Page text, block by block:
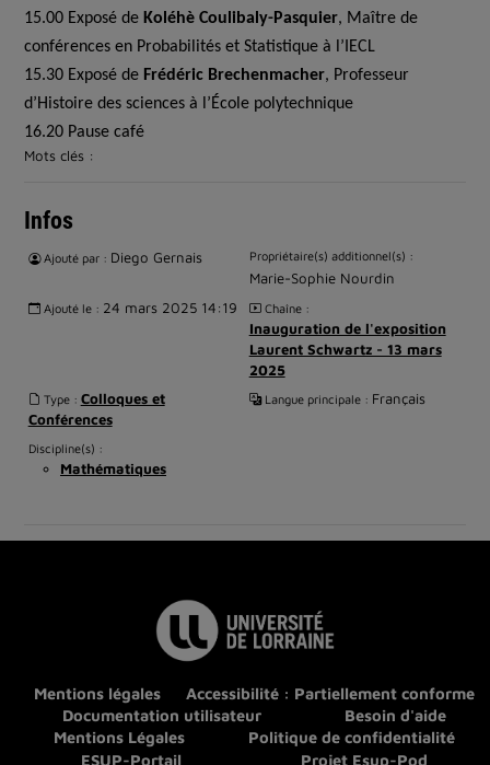
15.00 Exposé de Koléhè Coulibaly-Pasquier, Maître de
conférences en Probabilités et Statistique à l’IECL
15.30 Exposé de Frédéric Brechenmacher, Professeur
d’Histoire des sciences à l’École polytechnique
16.20 Pause café
Mots clés :
Infos
Ajouté par : Diego Gernais Propriétaire(s) additionnel(s) :
Marie-Sophie Nourdin
Ajouté le : 24 mars 2025 14:19 Chaîne :
Inauguration de l'exposition
Laurent Schwartz - 13 mars
2025
Type : Colloques et
Conférences
Langue principale : Français
Discipline(s) :
Mathématiques
Mentions légales
Accessibilité : Partiellement conforme
Documentation utilisateur
Besoin d'aide
Mentions Légales
Politique de confidentialité
ESUP-Portail
Projet Esup-Pod